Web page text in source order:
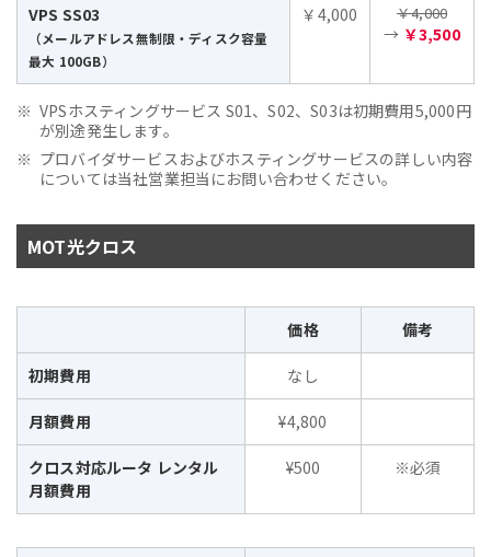
VPS SS03
（メールアドレス無制限・ディスク容量
最大 100GB）
￥4,000 ￥4,000
→ ￥3,500
VPSホスティングサービス S01、S02、S03は初期費用5,000円
が別途発生します。
プロバイダサービスおよびホスティングサービスの詳しい内容
については当社営業担当にお問い合わせください。
MOT光クロス
価格 備考
初期費用 なし
月額費用 ¥4,800
クロス対応ルータ レンタル
月額費用
¥500 ※必須